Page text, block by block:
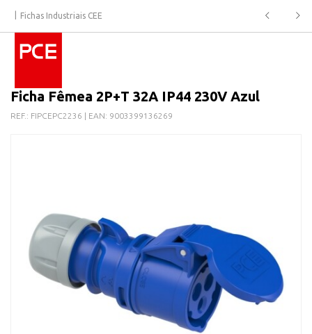
Fichas Industriais CEE
Ficha Fêmea 2P+T 32A IP44 230V Azul
REF.: FIPCEPC2236 | EAN: 9003399136269